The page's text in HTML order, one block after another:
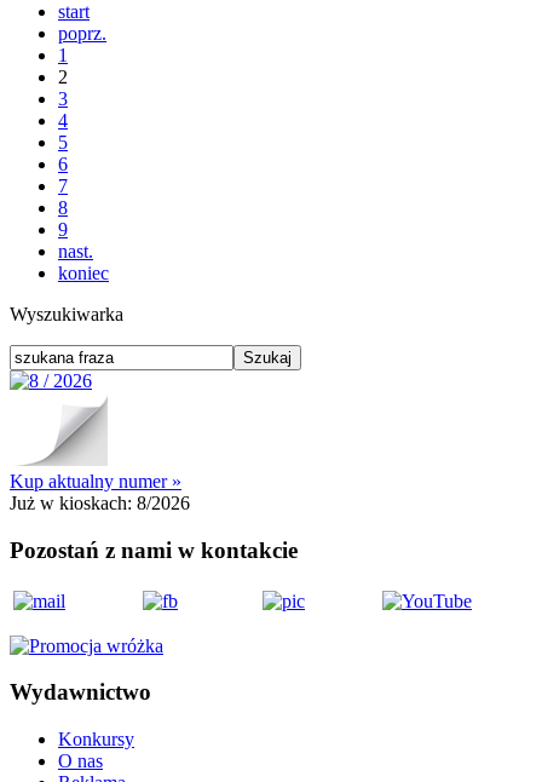
start
poprz.
1
2
3
4
5
6
7
8
9
nast.
koniec
Wyszukiwarka
Kup aktualny numer »
Już w kioskach: 8/2026
Pozostań z nami w kontakcie
Wydawnictwo
Konkursy
O nas